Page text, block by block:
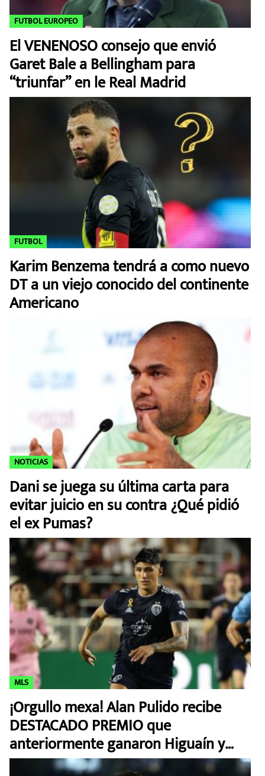
FUTBOL EUROPEO
El VENENOSO consejo que envió
Garet Bale a Bellingham para
“triunfar” en le Real Madrid
FUTBOL
Karim Benzema tendrá a como nuevo
DT a un viejo conocido del continente
Americano
NOTICIAS
Dani se juega su última carta para
evitar juicio en su contra ¿Qué pidió
el ex Pumas?
MLS
¡Orgullo mexa! Alan Pulido recibe
DESTACADO PREMIO que
anteriormente ganaron Higuaín y
Beckham